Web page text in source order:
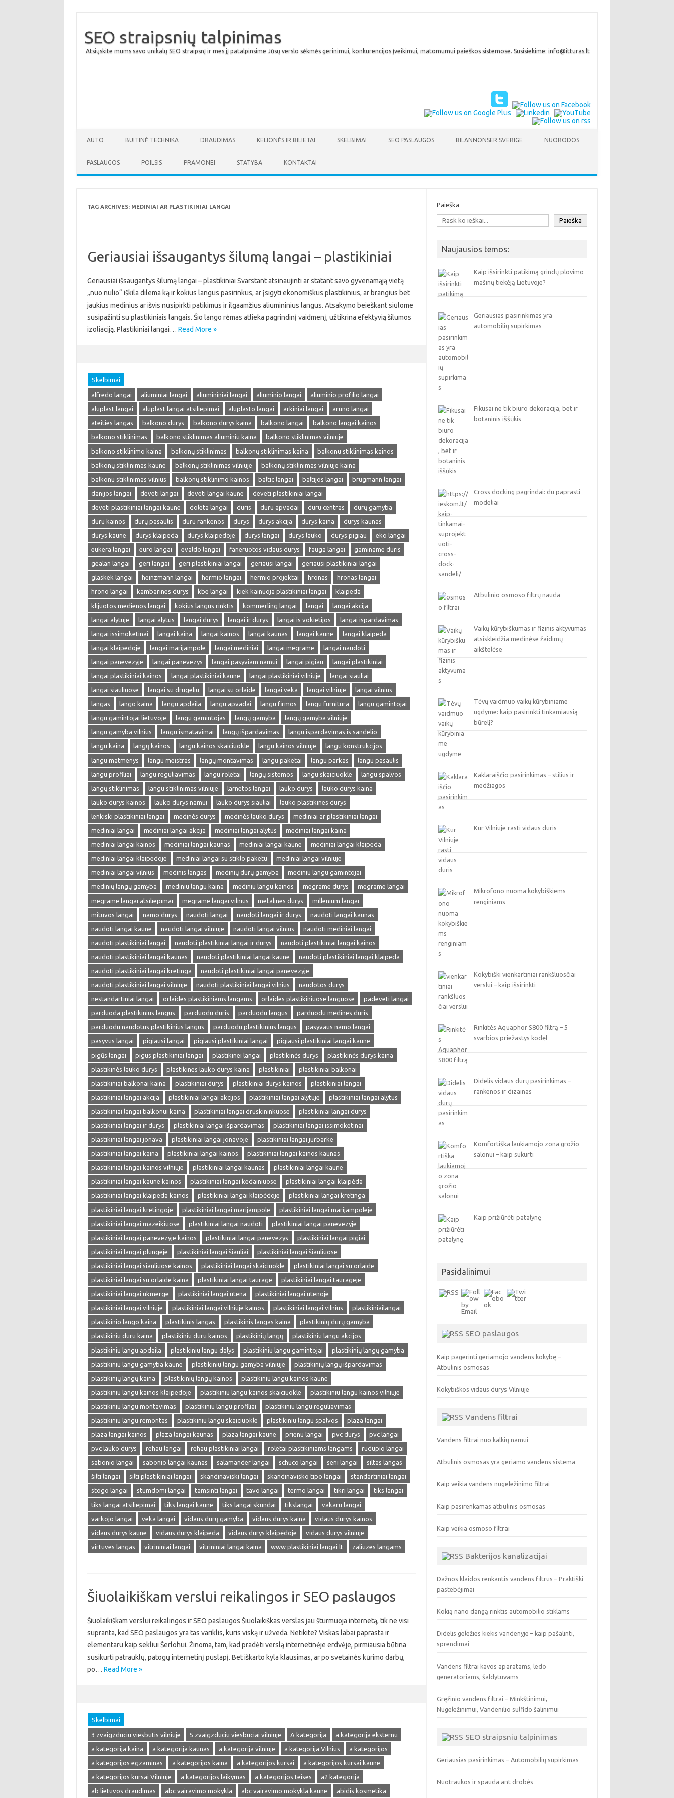
SEO straipsnių talpinimas
Atsiųskite mums savo unikalų SEO straipsnį ir mes jį patalpinsime Jūsų verslo sėkmės gerinimui, konkurencijos įveikimui, matomumui paieškos sistemose. Susisiekime: info@itturas.lt
AUTO BUITINĖ TECHNIKA DRAUDIMAS KELIONĖS IR BILIETAI SKELBIMAI SEO PASLAUGOS BILANNONSER SVERIGE NUORODOS
PASLAUGOS POILSIS PRAMONEI STATYBA KONTAKTAI
TAG ARCHIVES: MEDINIAI AR PLASTIKINIAI LANGAI
Geriausiai išsaugantys šilumą langai – plastikiniai
Geriausiai išsaugantys šilumą langai – plastikiniai Svarstant atsinaujinti ar statant savo gyvenamąją vietą
„nuo nulio“ iškila dilema ką ir kokius langus pasirinkus, ar įsigyti ekonomiškus plastikinius, ar brangius bet
jaukius medinius ar išvis nusipirkti patikimus ir ilgaamžius aliumininius langus. Atsakymo beieškant siūlome
susipažinti su plastikiniais langais. Šio lango rėmas atlieka pagrindinį vaidmenį, užtikrina efektyvią šilumos
izoliaciją. Plastikiniai langai… Read More »
Skelbimai
alfredo langai aliuminiai langai aliumininiai langai aliuminio langai
aliuminio profilio langai
aluplast langai
aluplast langai atsiliepimai aluplasto langai arkiniai langai
aruno langai
ateities langas
balkono durys balkono durys kaina balkono langai
balkono langai kainos
balkono stiklinimas
balkono stiklinimas aliuminiu kaina
balkono stiklinimas vilniuje
balkono stiklinimo kaina
balkonų stiklinimas balkonų stiklinimas kaina
balkonu stiklinimas kainos
balkonų stiklinimas kaune
balkonų stiklinimas vilniuje
balkonų stiklinimas vilniuje kaina
balkonu stiklinimas vilnius
balkonų stiklinimo kainos baltic langai baltijos langai
brugmann langai
danijos langai
deveti langai deveti langai kaune
deveti plastikiniai langai
deveti plastikiniai langai kaune
doleta langai duris duru apvadai duru centras
durų gamyba
duru kainos
durų pasaulis duru rankenos durys durys akcija durys kaina
durys kaunas
durys kaune
durys klaipeda durys klaipedoje durys langai durys lauko durys pigiau
eko langai
eukera langai
euro langai evaldo langai faneruotos vidaus durys fauga langai
gaminame duris
gealan langai
geri langai geri plastikiniai langai geriausi langai
geriausi plastikiniai langai
glaskek langai
heinzmann langai hermio langai hermio projektai hronas
hronas langai
hrono langai
kambarines durys kbe langai kiek kainuoja plastikiniai langai
klaipeda
klijuotos medienos langai
kokius langus rinktis kommerling langai langai
langai akcija
langai alytuje
langai alytus langai durys langai ir durys langai is vokietijos
langai ispardavimas
langai issimoketinai
langai kaina langai kainos langai kaunas langai kaune
langai klaipeda
langai klaipedoje
langai marijampole langai mediniai langai megrame
langai naudoti
langai panevezyje
langai panevezys langai pasyviam namui langai pigiau
langai plastikiniai
langai plastikiniai kainos
langai plastikiniai kaune langai plastikiniai vilniuje
langai siauliai
langai siauliuose
langai su drugeliu langai su orlaide langai veka langai vilniuje
langai vilnius
langas
lango kaina langu apdaila langu apvadai langu firmos langu furnitura
langu gamintojai
langu gamintojai lietuvoje
langu gamintojas langų gamyba
langų gamyba vilniuje
langu gamyba vilnius
langu ismatavimai langų išpardavimas
langu ispardavimas is sandelio
langu kaina
langų kainos langu kainos skaiciuokle langu kainos vilniuje
langu konstrukcijos
langu matmenys
langu meistras langų montavimas langu paketai langu parkas
langu pasaulis
langu profiliai
langu reguliavimas langu roletai langų sistemos langu skaiciuokle
langu spalvos
langų stiklinimas
langu stiklinimas vilniuje larnetos langai lauko durys
lauko durys kaina
lauko durys kainos
lauko durys namui lauko durys siauliai
lauko plastikines durys
lenkiski plastikiniai langai
medinės durys medinės lauko durys
mediniai ar plastikiniai langai
mediniai langai
mediniai langai akcija mediniai langai alytus
mediniai langai kaina
mediniai langai kainos
mediniai langai kaunas mediniai langai kaune
mediniai langai klaipeda
mediniai langai klaipedoje
mediniai langai su stiklo paketu
mediniai langai vilniuje
mediniai langai vilnius
medinis langas medinių durų gamyba
mediniu langu gamintojai
medinių langų gamyba
mediniu langu kaina mediniu langu kainos megrame durys
megrame langai
megrame langai atsiliepimai
megrame langai vilnius metalines durys
millenium langai
mituvos langai
namo durys naudoti langai naudoti langai ir durys
naudoti langai kaunas
naudoti langai kaune
naudoti langai vilniuje naudoti langai vilnius
naudoti mediniai langai
naudoti plastikiniai langai
naudoti plastikiniai langai ir durys
naudoti plastikiniai langai kainos
naudoti plastikiniai langai kaunas
naudoti plastikiniai langai kaune
naudoti plastikiniai langai klaipeda
naudoti plastikiniai langai kretinga
naudoti plastikiniai langai panevezyje
naudoti plastikiniai langai vilniuje
naudoti plastikiniai langai vilnius
naudotos durys
nestandartiniai langai
orlaides plastikiniams langams orlaides plastikiniuose languose
padeveti langai
parduoda plastikinius langus
parduodu duris parduodu langus
parduodu medines duris
parduodu naudotus plastikinius langus
parduodu plastikinius langus
pasyvaus namo langai
pasyvus langai
pigiausi langai pigiausi plastikiniai langai
pigiausi plastikiniai langai kaune
pigūs langai
pigus plastikiniai langai plastikinei langai plastikinės durys
plastikinės durys kaina
plastikinės lauko durys
plastikines lauko durys kaina plastikiniai
plastikiniai balkonai
plastikiniai balkonai kaina
plastikiniai durys plastikiniai durys kainos
plastikiniai langai
plastikiniai langai akcija
plastikiniai langai akcijos plastikiniai langai alytuje
plastikiniai langai alytus
plastikiniai langai balkonui kaina
plastikiniai langai druskininkuose
plastikiniai langai durys
plastikiniai langai ir durys
plastikiniai langai išpardavimas
plastikiniai langai issimoketinai
plastikiniai langai jonava
plastikiniai langai jonavoje
plastikiniai langai jurbarke
plastikiniai langai kaina
plastikiniai langai kainos
plastikiniai langai kainos kaunas
plastikiniai langai kainos vilniuje
plastikiniai langai kaunas
plastikiniai langai kaune
plastikiniai langai kaune kainos
plastikiniai langai kedainiuose
plastikiniai langai klaipėda
plastikiniai langai klaipeda kainos
plastikiniai langai klaipėdoje
plastikiniai langai kretinga
plastikiniai langai kretingoje
plastikiniai langai marijampole
plastikiniai langai marijampoleje
plastikiniai langai mazeikiuose
plastikiniai langai naudoti
plastikiniai langai panevezyje
plastikiniai langai panevezyje kainos
plastikiniai langai panevezys
plastikiniai langai pigiai
plastikiniai langai plungeje
plastikiniai langai šiauliai
plastikiniai langai šiauliuose
plastikiniai langai siauliuose kainos
plastikiniai langai skaiciuokle
plastikiniai langai su orlaide
plastikiniai langai su orlaide kaina
plastikiniai langai taurage
plastikiniai langai taurageje
plastikiniai langai ukmerge
plastikiniai langai utena
plastikiniai langai utenoje
plastikiniai langai vilniuje
plastikiniai langai vilniuje kainos plastikiniai langai vilnius
plastikiniailangai
plastikinio lango kaina
plastikinis langas plastikinis langas kaina
plastikinių durų gamyba
plastikiniu duru kaina
plastikiniu duru kainos plastikinių langų
plastikiniu langu akcijos
plastikiniu langu apdaila
plastikiniu langu dalys plastikiniu langu gamintojai
plastikinių langų gamyba
plastikiniu langu gamyba kaune
plastikiniu langu gamyba vilniuje
plastikinių langų išpardavimas
plastikinių langų kaina
plastikinių langų kainos
plastikiniu langu kainos kaune
plastikiniu langu kainos klaipedoje
plastikiniu langu kainos skaiciuokle
plastikiniu langu kainos vilniuje
plastikiniu langu montavimas
plastikiniu langu profiliai
plastikiniu langu reguliavimas
plastikiniu langu remontas
plastikiniu langu skaiciuokle plastikiniu langu spalvos
plaza langai
plaza langai kainos
plaza langai kaunas plaza langai kaune prienu langai pvc durys
pvc langai
pvc lauko durys
rehau langai rehau plastikiniai langai roletai plastikiniams langams
rudupio langai
sabonio langai
sabonio langai kaunas salamander langai schuco langai seni langai
siltas langas
šilti langai
silti plastikiniai langai skandinaviski langai skandinavisko tipo langai
standartiniai langai
stogo langai
stumdomi langai tamsinti langai tavo langai termo langai tikri langai
tiks langai
tiks langai atsiliepimai
tiks langai kaune tiks langai skundai tikslangai
vakaru langai
varkojo langai
veka langai vidaus durų gamyba vidaus durys kaina
vidaus durys kainos
vidaus durys kaune
vidaus durys klaipeda vidaus durys klaipėdoje
vidaus durys vilniuje
virtuves langas
vitrininiai langai vitrininiai langai kaina www plastikiniai langai lt zaliuzes langams
Šiuolaikiškam verslui reikalingos ir SEO paslaugos
Šiuolaikiškam verslui reikalingos ir SEO paslaugos Šiuolaikiškas verslas jau šturmuoja internetą, tik ne visi
supranta, kad SEO paslaugos yra tas variklis, kuris viską ir užveda. Netikite? Viskas labai paprasta ir
elementaru kaip sekliui Šerlohui. Žinoma, tam, kad pradėti verslą internetinėje erdvėje, pirmiausia būtina
susikurti patrauklų, patogų internetinį puslapį. Bet iškarto kyla klausimas, ar po svetainės kūrimo darbų,
po… Read More »
Skelbimai
3 zvaigzduciu viesbutis vilniuje 5 zvaigzduciu viesbuciai vilniuje A kategorija
a kategorija eksternu
a kategorija kaina
a kategorija kaunas a kategorija vilniuje a kategorija Vilnius
a kategorijos
a kategorijos egzaminas
a kategorijos kaina a kategorijos kursai
a kategorijos kursai kaune
a kategorijos kursai Vilniuje
a kategorijos laikymas a kategorijos teises
a2 kategorija
ab lietuvos draudimas
abc vairavimo mokykla abc vairavimo mokykla kaune abidis kosmetika
Paieška
Paieška
Naujausios temos:
Kaip išsirinkti patikimą grindų plovimo
mašinų tiekėją Lietuvoje?
Geriausias pasirinkimas yra
automobilių supirkimas
Fikusai ne tik biuro dekoracija, bet ir
botaninis iššūkis
Cross docking pagrindai: du paprasti
modeliai
Atbulinio osmoso filtrų nauda
Vaikų kūrybiškumas ir fizinis aktyvumas
atsiskleidžia medinėse žaidimų
aikštelėse
Tėvų vaidmuo vaikų kūrybiniame
ugdyme: kaip pasirinkti tinkamiausią
būrelį?
Kaklaraiščio pasirinkimas – stilius ir
medžiagos
Kur Vilniuje rasti vidaus duris
Mikrofono nuoma kokybiškiems
renginiams
Kokybiški vienkartiniai rankšluosčiai
verslui – kaip išsirinkti
Rinkitės Aquaphor S800 filtrą – 5
svarbios priežastys kodėl
Didelis vidaus durų pasirinkimas –
rankenos ir dizainas
Komfortiška laukiamojo zona grožio
salonui – kaip sukurti
Kaip prižiūrėti patalynę
Pasidalinimui
SEO paslaugos
Kaip pagerinti geriamojo vandens kokybę –
Atbulinis osmosas
Kokybiškos vidaus durys Vilniuje
Vandens filtrai
Vandens filtrai nuo kalkių namui
Atbulinis osmosas yra geriamo vandens sistema
Kaip veikia vandens nugeležinimo filtrai
Kaip pasirenkamas atbulinis osmosas
Kaip veikia osmoso filtrai
Bakterijos kanalizacijai
Dažnos klaidos renkantis vandens filtrus – Praktiški
pastebėjimai
Kokią nano dangą rinktis automobilio stiklams
Didelis geležies kiekis vandenyje – kaip pašalinti,
sprendimai
Vandens filtrai kavos aparatams, ledo
generatoriams, šaldytuvams
Gręžinio vandens filtrai – Minkštinimui,
Nugeležinimui, Vandenilio sulfido šalinimui
SEO straipsniu talpinimas
Geriausias pasirinkimas – Automobilių supirkimas
Nuotraukos ir spauda ant drobės